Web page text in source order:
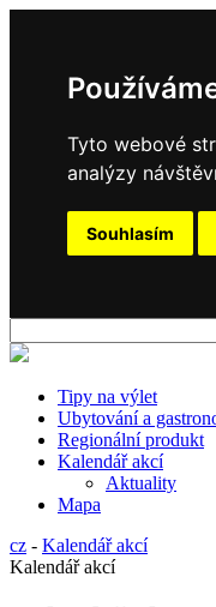
Tyto webové
analýzy
Souhlasím
Tipy na výlet
Ubytování a
Regionální produkt
Kalendář akcí
Aktuality
Mapa
cz - Kalendář akcí
Kalendář akcí